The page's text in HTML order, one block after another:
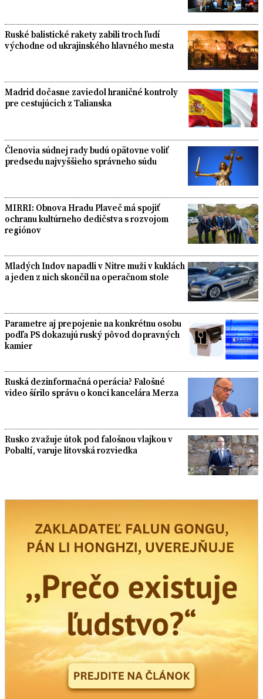
Ruské balistické rakety zabili troch ľudí
východne od ukrajinského hlavného mesta
Madrid dočasne zaviedol hraničné kontroly
pre cestujúcich z Talianska
Členovia súdnej rady budú opätovne voliť
predsedu najvyššieho správneho súdu
MIRRI: Obnova Hradu Plaveč má spojiť
ochranu kultúrneho dedičstva s rozvojom
regiónov
Mladých Indov napadli v Nitre muži v kuklách
a jeden z nich skončil na operačnom stole
Parametre aj prepojenie na konkrétnu osobu
podľa PS dokazujú ruský pôvod dopravných
kamier
Ruská dezinformačná operácia? Falošné
video šírilo správu o konci kancelára Merza
Rusko zvažuje útok pod falošnou vlajkou v
Pobaltí, varuje litovská rozviedka